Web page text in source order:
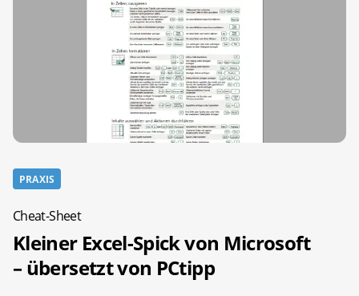
PRAXIS
Cheat-Sheet
Kleiner Excel-Spick von Microsoft
– übersetzt von PCtipp